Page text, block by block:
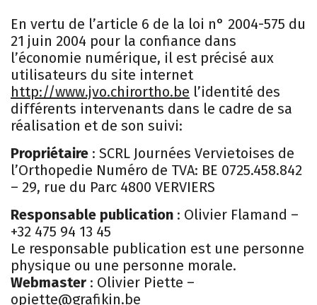
En vertu de l’article 6 de la loi n° 2004-575 du
21 juin 2004 pour la confiance dans
l’économie numérique, il est précisé aux
utilisateurs du site internet
http://www.jvo.chirortho.be l’identité des
différents intervenants dans le cadre de sa
réalisation et de son suivi:
Propriétaire : SCRL Journées Vervietoises de
l’Orthopedie Numéro de TVA: BE 0725.458.842
– 29, rue du Parc 4800 VERVIERS
Responsable publication : Olivier Flamand –
+32 475 94 13 45
Le responsable publication est une personne
physique ou une personne morale.
Webmaster : Olivier Piette –
opiette@grafikin.be